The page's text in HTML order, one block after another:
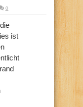
0
ist